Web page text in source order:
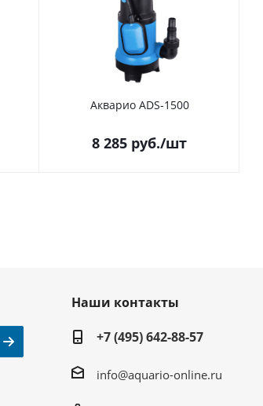
Акварио ADS-1500
8 285 руб./шт
Наши контакты
+7 (495) 642-88-57
info@aquario-online.ru